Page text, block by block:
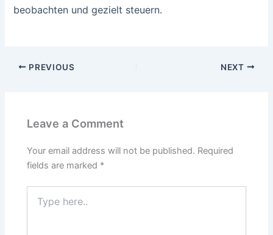
beobachten und gezielt steuern.
PREVIOUS NEXT
Leave a Comment
Your email address will not be published. Required
fields are marked *
here..